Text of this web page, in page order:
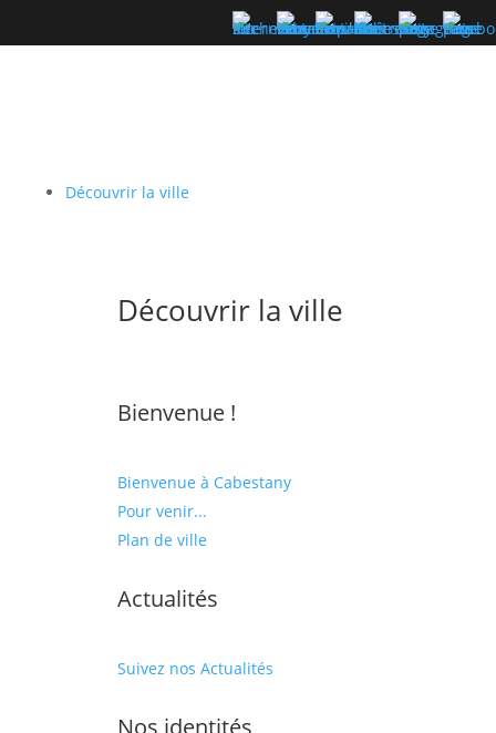
Découvrir la ville
Découvrir la ville
Bienvenue !
Bienvenue à Cabestany
Pour venir...
Plan de ville
Actualités
Suivez nos Actualités
Nos identités